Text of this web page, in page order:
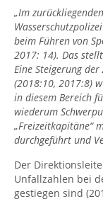
„Im
beim Führen von
2017: 14). Das
Eine Steigerung
(2018:10, 2017:8)
in diesem Bereich
wiederum
„Freizeitkapitäne“
durchgeführt und
Der
Unfallzahlen bei
gestiegen sind